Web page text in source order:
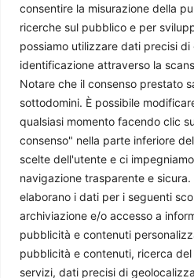
consentire la misurazione della
ricerche sul pubblico e per
possiamo utilizzare dati precisi
identificazione attraverso la
Notare che il consenso prestato
sottodomini. È possibile
qualsiasi momento facendo clic
consenso" nella parte inferiore
scelte dell'utente e ci
navigazione trasparente e
elaborano i dati per i seguenti
archiviazione e/o accesso a
pubblicità e contenuti
pubblicità e contenuti, ricerca
servizi, dati precisi di